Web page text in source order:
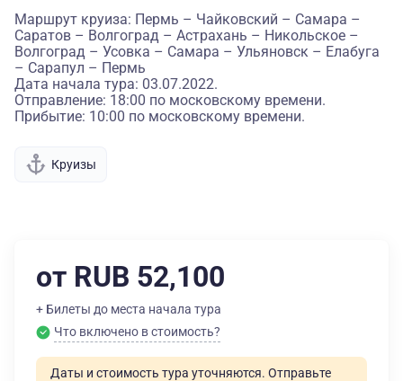
Маршрут круиза: Пермь – Чайковский – Самара –
Саратов – Волгоград – Астрахань – Никольское –
Волгоград – Усовка – Самара – Ульяновск – Елабуга
– Сарапул – Пермь
Дата начала тура: 03.07.2022.
Отправление: 18:00 по московскому времени.
Прибытие: 10:00 по московскому времени.
Круизы
от RUB 52,100
+ Билеты до места начала тура
Что включено в стоимость?
Даты и стоимость тура уточняются. Отправьте